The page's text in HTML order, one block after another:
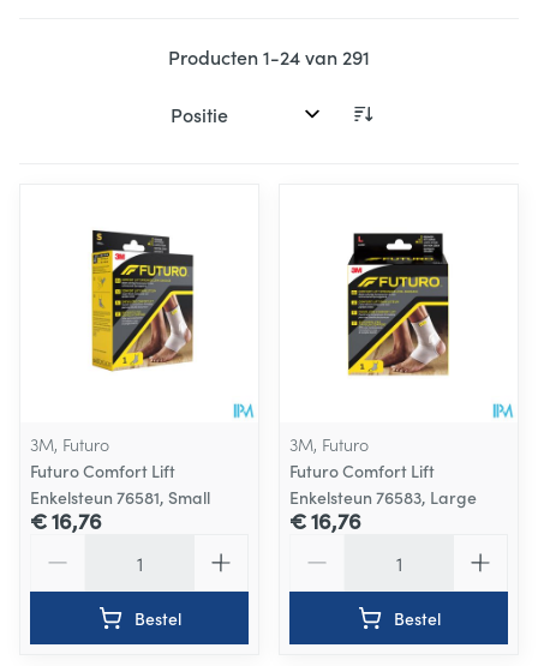
Producten1-24van 291
Sorteer op:
3M, Futuro
Futuro Comfort Lift
Enkelsteun 76581, Small
€ 16,76
Bestel
3M, Futuro
Futuro Comfort Lift
Enkelsteun 76583, Large
€ 16,76
Bestel